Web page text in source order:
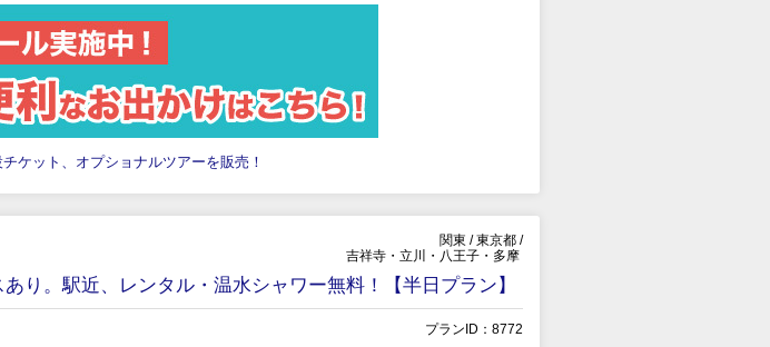
ケット、オプショナルツアーを販売！
関東 / 東京都 /
吉祥寺・立川・八王子・多摩
り。駅近、レンタル・温水シャワー無料！【半日プラン】
プランID：8772